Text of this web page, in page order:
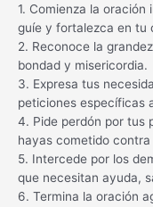
1. Comienza la
guíe y fortalezca en tu
2. Reconoce la
bondad y misericordia.
3. Expresa tus
peticiones específicas
4. Pide perdón por tus
hayas cometido contra
5. Intercede por los
que necesitan ayuda,
6. Termina la oración